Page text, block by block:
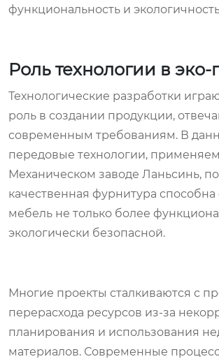
функциональность и
Роль технологии в
Технологические разработки
роль в создании продукции,
современным требованиям. В
передовые технологии,
Механическом заводе Ланьсинь,
качественная фурнитура способна
мебель не только более
экологически безопасной.
Многие проекты сталкиваются с
перерасхода ресурсов из-за
планирования и использования
материалов. Современные